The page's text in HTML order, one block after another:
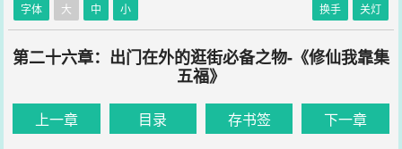
字体 大 中 小 换手 关灯
第二十六章：出门在外的逛街必备之物-《修仙我靠集
五福》
上一章 目录 存书签 下一章